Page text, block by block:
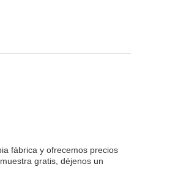
fábrica y ofrecemos precios
gratis, déjenos un